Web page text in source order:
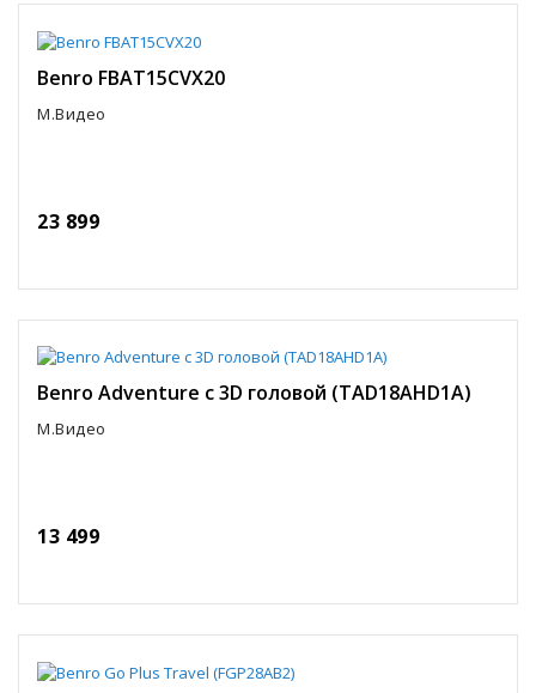
Benro FBAT15CVX20
М.Видео
23 899
Benro Adventure c 3D головой (TAD18AHD1A)
М.Видео
13 499